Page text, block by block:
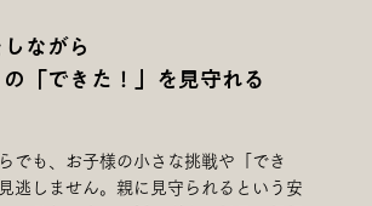
ながら
「できた！」を見守れる
でも、お子様の小さな挑戦や「でき
逃しません。親に見守られるという安